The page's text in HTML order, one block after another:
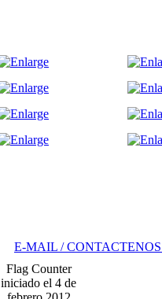
E-MAIL / CONTACTENOS
Flag Counter
iniciado el 4 de